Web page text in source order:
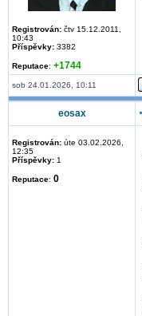
Registrován: čtv 15.12.2011,
10:43
Příspěvky: 3382
Reputace: +1744
sob 24.01.2026, 10:11
eosax
Registrován: úte 03.02.2026,
12:35
Příspěvky: 1
Reputace: 0